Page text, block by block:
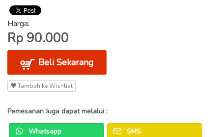
Harga:
Rp 90.000
Beli Sekarang
Tambah ke Wishlist
Pemesanan Juga dapat melalui :
Whatsapp SMS